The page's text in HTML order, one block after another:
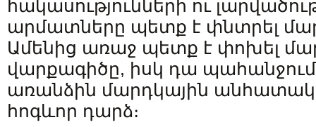
հակասությունների ու
արմատները պետք է փնտրել
Ամենից առաջ պետք է փոխել
վարքագիծը, իսկ դա պահանջում
առանձին մարդկային
հոգևոր դարձ։